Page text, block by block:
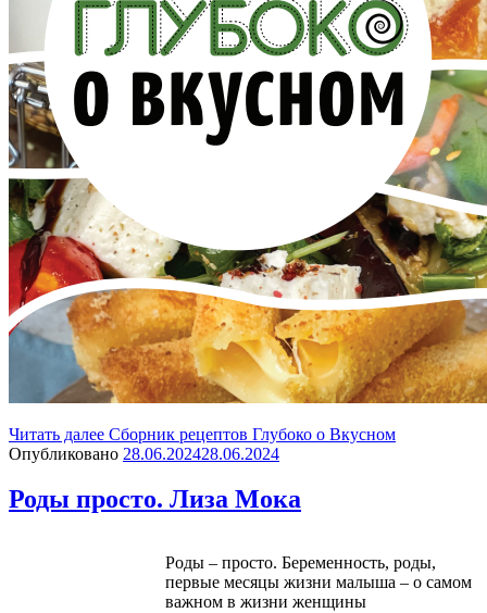
Читать далее Сборник рецептов Глубоко о Вкусном
Опубликовано 28.06.202428.06.2024
Роды просто. Лиза Мока
Роды – просто. Беременность, роды,
первые месяцы жизни малыша – о самом
важном в жизни женщины